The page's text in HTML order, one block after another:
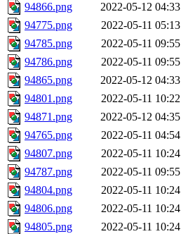
94866.png
2022-05-12 04:33
94775.png
2022-05-11 05:13
94785.png
2022-05-11 09:55
94786.png
2022-05-11 09:55
94865.png
2022-05-12 04:33
94801.png
2022-05-11 10:22
94871.png
2022-05-12 04:35
94765.png
2022-05-11 04:54
94807.png
2022-05-11 10:24
94787.png
2022-05-11 09:55
94804.png
2022-05-11 10:24
94806.png
2022-05-11 10:24
94805.png
2022-05-11 10:24